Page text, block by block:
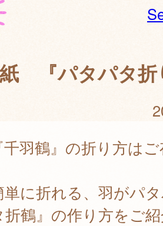
『パタパタ折
羽鶴』の折り方は
に折れる、羽がパ
鶴』の作り方をご